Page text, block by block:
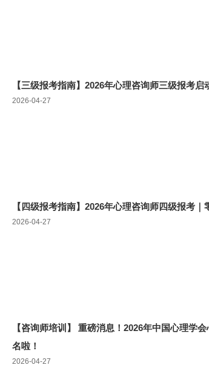
【三级报考指南】2026年心理咨询师三级报考
2026-04-27
【四级报考指南】2026年心理咨询师四级报考
2026-04-27
【咨询师培训】 重磅消息！2026年中国心理学
名啦！
2026-04-27